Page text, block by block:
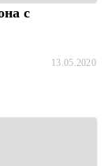
с
13.05.2020